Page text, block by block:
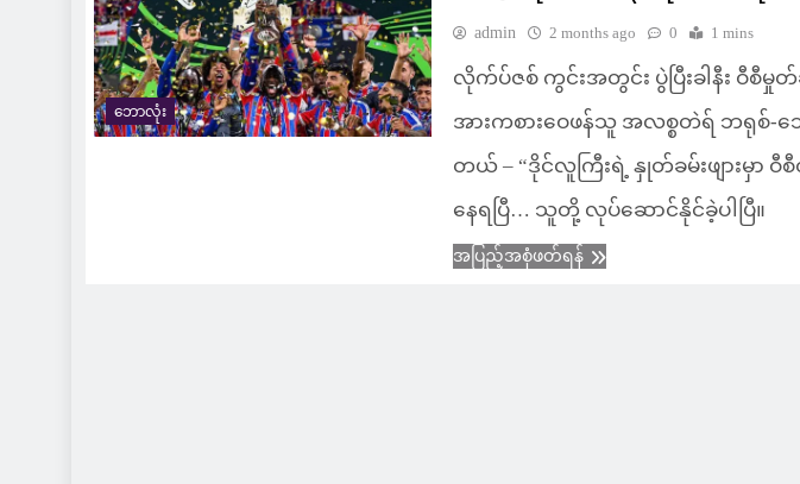
ဘောလုံး
admin 2 months ago 0 1 mins
လိုက်ပ်ဇစ် ကွင်းအတွင်း ပွဲပြီးခါနီး ဝီစီမှုတ်ချိ
အားကစားဝေဖန်သူ အလစ္စတဲရ် ဘရုစ်-ဘ
တယ် – “ဒိုင်လူကြီးရဲ့ နှုတ်ခမ်းဖျားမှာ
နေရပြီ… သူတို့ လုပ်ဆောင်နိုင်ခဲ့ပါပြီ။
အပြည့်အစုံဖတ်ရန်